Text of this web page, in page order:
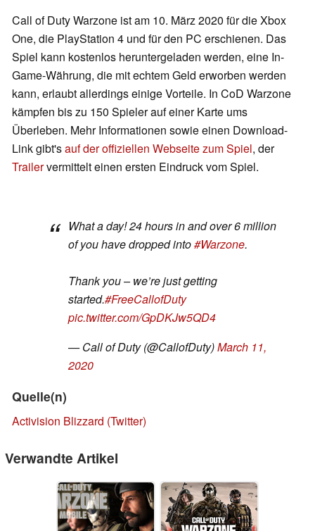
Call of Duty Warzone ist am 10. März 2020 für die Xbox
One, die PlayStation 4 und für den PC erschienen. Das
Spiel kann kostenlos heruntergeladen werden, eine In-
Game-Währung, die mit echtem Geld erworben werden
kann, erlaubt allerdings einige Vorteile. In CoD Warzone
kämpfen bis zu 150 Spieler auf einer Karte ums
Überleben. Mehr Informationen sowie einen Download-
Link gibt'sauf der offiziellen Webseite zum Spiel, der
Trailervermittelt einen ersten Eindruck vom Spiel.
What a day! 24 hours in and over 6 million
of you have dropped into#Warzone.
Thank you – we’re just getting
started.#FreeCallofDuty
pic.twitter.com/GpDKJw5QD4
— Call of Duty (@CallofDuty)March 11,
2020
Quelle(n)
Activision Blizzard (Twitter)
Verwandte Artikel